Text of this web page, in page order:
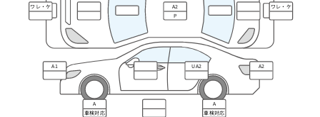
ワレ・ケ
ズレ
A2
P
ワレ・ケ
ズレ
A1 UA2 A2
A
車検対応
A
車検対応